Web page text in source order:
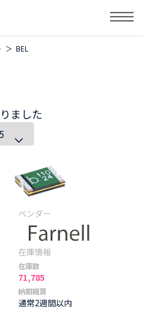
BEL
ました
在庫数
71,785
納期概算
通常2週間以内